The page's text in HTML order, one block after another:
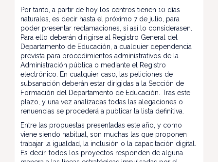
Por tanto, a partir de hoy los centros tienen 10 días
naturales, es decir hasta el próximo 7 de julio, para
poder presentar reclamaciones, si así lo considerasen.
Para ello deberán dirigirse al Registro General del
Departamento de Educación, a cualquier dependencia
prevista para procedimientos administrativos de la
Administración pública o mediante el Registro
electrónico. En cualquier caso, las peticiones de
subsanación deberán estar dirigidas a la Sección de
Formación del Departamento de Educación. Tras este
plazo, y una vez analizadas todas las alegaciones o
renuencias se procederá a publicar la lista definitiva.
Entre las propuestas presentadas este año, y como
viene siendo habitual, son muchas las que proponen
trabajar la igualdad, la inclusión o la capacitación digital.
Es decir, todos los proyectos responden de alguna